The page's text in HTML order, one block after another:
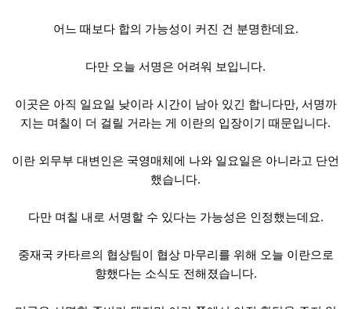
어느 때보다 합의 가능성이 커진 건 분명한데요.
다만 오늘 서명은 어려워 보입니다.
이곳은 아직 일요일 낮이라 시간이 남아 있긴 합니다만, 서명까
지는 며칠이 더 걸릴 거라는 게 이란의 입장이기 때문입니다.
이란 외무부 대변인은 국영매체에 나와 일요일은 아니라고 단언
했습니다.
다만 며칠 내로 서명할 수 있다는 가능성은 인정했는데요.
중재국 카타르의 협상팀이 협상 마무리를 위해 오늘 이란으로
향했다는 소식도 전해졌습니다.